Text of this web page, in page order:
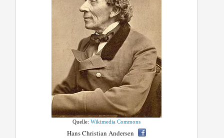
Quelle:Wikimedia Commons
Hans Christian Andersen